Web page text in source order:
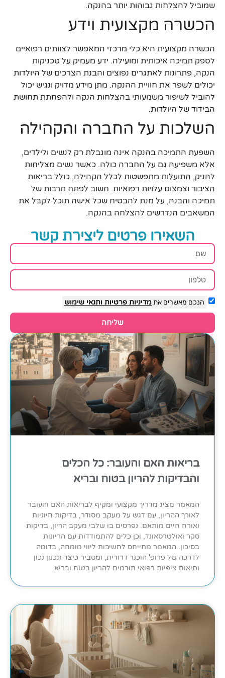
שמוביל להצלחות גבוהות יותר בהנקה.
הכשרה מקצועית וידע
הכשרה מקצועית היא כלי מרכזי המאפשר לצוותים רפואיים
לספק תמיכה איכותית ומועילה. ידע מעמיק על טכניקות
הנקה, פתרונות לאתגרים נפוצים והבנת הצרכים של היולדות
יכולים לשפר את חוויית ההנקה. מתן מידע מדויק ונגיש יכול
להוביל לשיפור משמעותי בהצלחות הנקה ולהפחתת תחושת
הבידוד של היולדות.
השלכות על החברה והקהילה
השפעת התמיכה בהנקה אינה מוגבלת רק לנשים ולילדים,
אלא משפיעה גם על החברה כולה. כאשר נשים מצליחות
להניק, התועלות מתפשטות לכלל הקהילה, כולל בריאות
הציבור וצמצום עלויות רפואיות. חשוב לפתח תרבות של
תמיכה והבנה, על מנת להבטיח שכל אישה תוכל לקבל את
המשאבים הנדרשים להצלחה בהנקה.
השאירו פרטים ליצירת קשר
הנכם מאשרים אתמדיניות פרטיות ותנאי שימוש
שליחה
בריאות האם והעובר: כל הכלים
והבדיקות להריון בטוח ובריא
המאמר מציג מדריך מקצועי ומקיף לבריאות האם והעובר
לאורך ההריון, עם דגש על מעקב מסודר, בדיקות חיוניות
ואורח חיים מותאם. נפרסים בו שלבי מעקב הריון, בדיקות
סקר ואולטרסאונד, וכן כלים להתמודדות עם הריונות
בסיכון. המאמר מתייחס לחשיבות ליווי מומחה, בדומה
לדרכה של פרופ' הוכנר דרורית, ומסביר כיצד תכנון נכון
ותיאום ציפיות רפואי תורמים להריון בטוח ובריא.